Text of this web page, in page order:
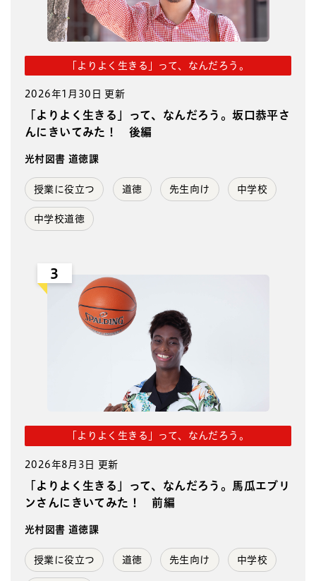
「よりよく生きる」って、なんだろう。
2026年1月30日 更新
「よりよく生きる」って、なんだろう。坂口恭平さ
んにきいてみた！ 後編
光村図書 道徳課
授業に役立つ 道徳 先生向け 中学校
中学校道徳
3
「よりよく生きる」って、なんだろう。
2026年8月3日 更新
「よりよく生きる」って、なんだろう。馬瓜エブリ
ンさんにきいてみた！ 前編
光村図書 道徳課
授業に役立つ 道徳 先生向け 中学校